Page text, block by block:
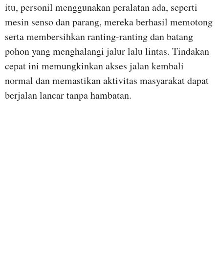
itu, personil menggunakan peralatan ada, seperti
mesin senso dan parang, mereka berhasil memotong
serta membersihkan ranting-ranting dan batang
pohon yang menghalangi jalur lalu lintas. Tindakan
cepat ini memungkinkan akses jalan kembali
normal dan memastikan aktivitas masyarakat dapat
berjalan lancar tanpa hambatan.